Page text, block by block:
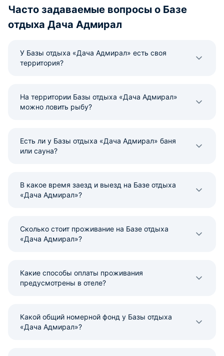
Часто задаваемые вопросы о Базе
отдыха Дача Адмирал
У Базы отдыха «Дача Адмирал» есть своя
территория?
На территории Базы отдыха «Дача Адмирал»
можно ловить рыбу?
Есть ли у Базы отдыха «Дача Адмирал» баня
или сауна?
В какое время заезд и выезд на Базе отдыха
«Дача Адмирал»?
Сколько стоит проживание на Базе отдыха
«Дача Адмирал»?
Какие способы оплаты проживания
предусмотрены в отеле?
Какой общий номерной фонд у Базы отдыха
«Дача Адмирал»?